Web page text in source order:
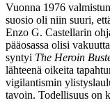
Vuonna 1976
suosio oli niin suuri,
Enzo G. Castellarin
pääosassa olisi
syntyi The Heroin
lähteenä oikeita
vigilantismin
tavoin. Todellisuus on